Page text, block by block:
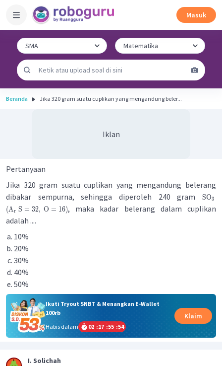
Masuk
Beranda Jika 320 gram suatu cuplikan yang mengandung beler...
Iklan
Pertanyaan
Jika 320 gram suatu cuplikan yang mengandung belerang
dibakar sempurna, sehingga diperoleh 240 gram SO3
(Ar S = 32, O = 16), maka kadar belerang dalam cuplikan
adalah ....
10%
20%
30%
40%
50%
Ikuti Tryout SNBT & Menangkan E-Wallet
100rb
Habis dalam
02 :17 :55 :54
Klaim
I. Solichah